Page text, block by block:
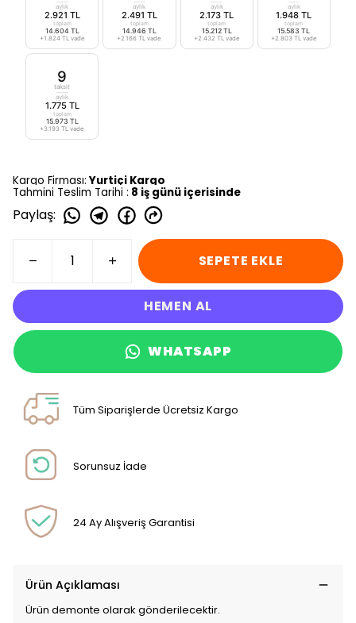
aylık
2.921 TL
toplam
14.604 TL
+1.824 TL vade
aylık
2.491 TL
toplam
14.946 TL
+2.166 TL vade
aylık
2.173 TL
toplam
15.212 TL
+2.432 TL vade
aylık
1.948 TL
toplam
15.583 TL
+2.803 TL vade
9
taksit
aylık
1.775 TL
toplam
15.973 TL
+3.193 TL vade
Kargo Firması: Yurtiçi Kargo
Tahmini Teslim Tarihi : 8 iş günü içerisinde
Paylaş:
SEPETE EKLE
HEMEN AL
WHATSAPP
Tüm Siparişlerde Ücretsiz Kargo
Sorunsuz İade
24 Ay Alışveriş Garantisi
Ürün Açıklaması
Ürün demonte olarak gönderilecektir.